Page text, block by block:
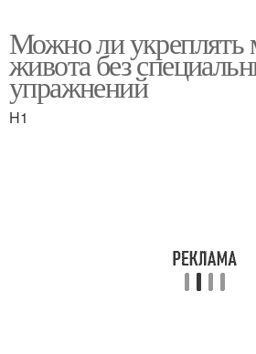
Можно ли
живота без
упражнений
H1